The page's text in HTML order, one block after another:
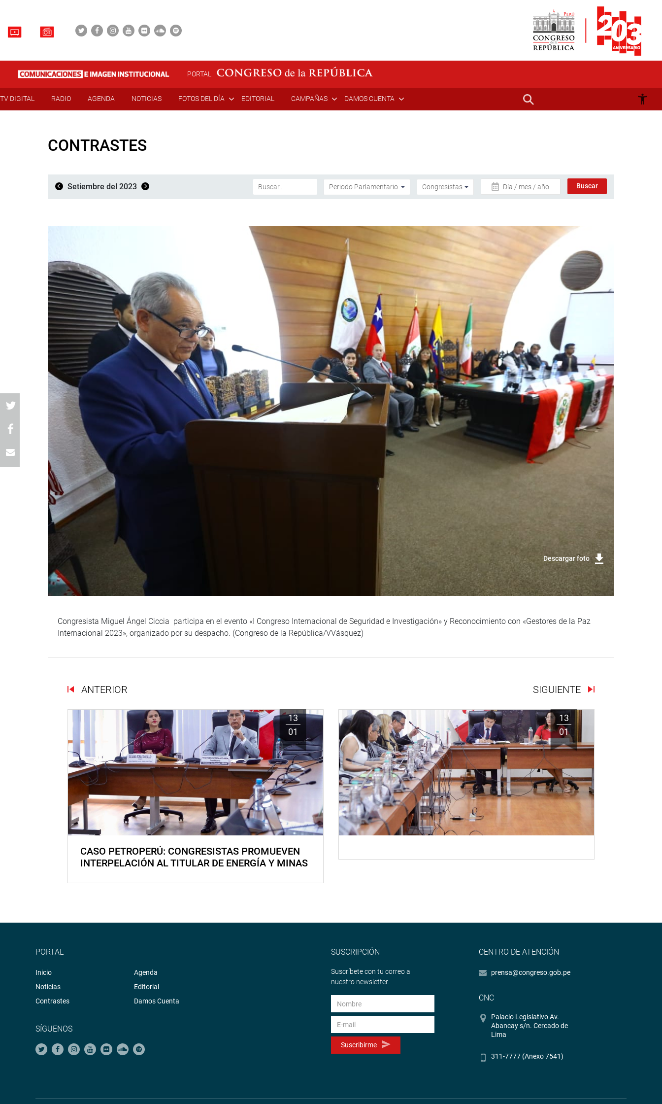
PORTAL
TV DIGITAL RADIO AGENDA NOTICIAS FOTOS DEL DÍA EDITORIAL CAMPAÑAS DAMOS CUENTA
CONTRASTES
Setiembre del 2023 Día / mes / año
Descargar foto
Congresista Miguel Ángel Ciccia participa en el evento «I Congreso Internacional de Seguridad e Investigación» y Reconocimiento con «Gestores de la Paz
Internacional 2023», organizado por su despacho. (Congreso de la República/VVásquez)
ANTERIOR SIGUIENTE
13
01
CASO PETROPERÚ: CONGRESISTAS PROMUEVEN
INTERPELACIÓN AL TITULAR DE ENERGÍA Y MINAS
13
01
PORTAL
Inicio
Noticias
Contrastes
Agenda
Editorial
Damos Cuenta
SÍGUENOS
SUSCRIPCIÓN
Suscríbete con tu correo a
nuestro newsletter.
Suscribirme
CENTRO DE ATENCIÓN
prensa@congreso.gob.pe
CNC
Palacio Legislativo Av.
Abancay s/n. Cercado de
Lima
311-7777 (Anexo 7541)